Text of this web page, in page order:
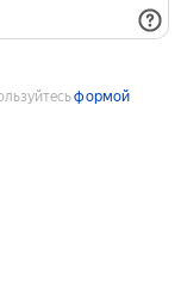
формой